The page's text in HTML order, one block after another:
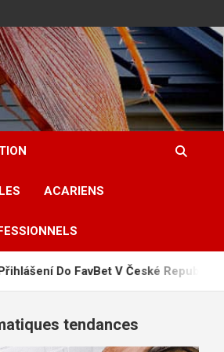
ACARIENS
V České Republice A Řešení
tendances